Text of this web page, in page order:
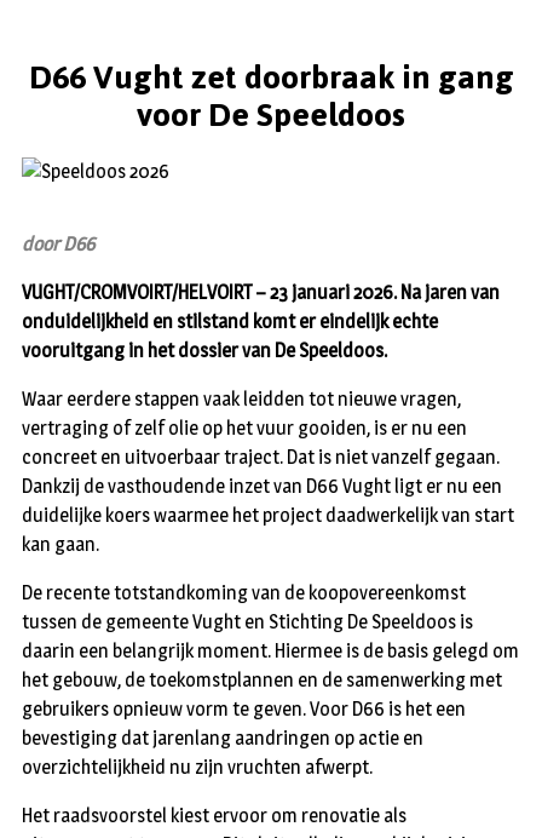
D66 Vught zet doorbraak in gang
voor De Speeldoos
door D66
VUGHT/CROMVOIRT/HELVOIRT – 23 januari 2026. Na jaren van
onduidelijkheid en stilstand komt er eindelijk echte
vooruitgang in het dossier van De Speeldoos.
Waar eerdere stappen vaak leidden tot nieuwe vragen,
vertraging of zelf olie op het vuur gooiden, is er nu een
concreet en uitvoerbaar traject. Dat is niet vanzelf gegaan.
Dankzij de vasthoudende inzet van D66 Vught ligt er nu een
duidelijke koers waarmee het project daadwerkelijk van start
kan gaan.
De recente totstandkoming van de koopovereenkomst
tussen de gemeente Vught en Stichting De Speeldoos is
daarin een belangrijk moment. Hiermee is de basis gelegd om
het gebouw, de toekomstplannen en de samenwerking met
gebruikers opnieuw vorm te geven. Voor D66 is het een
bevestiging dat jarenlang aandringen op actie en
overzichtelijkheid nu zijn vruchten afwerpt.
Het raadsvoorstel kiest ervoor om renovatie als